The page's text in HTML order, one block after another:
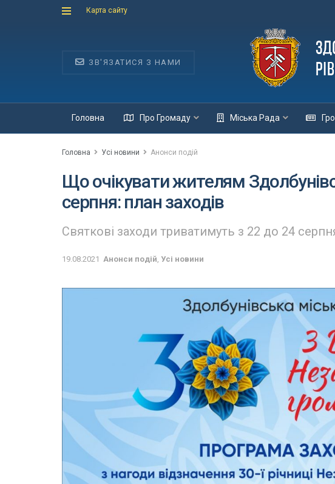
Карта сайту
ЗВ'ЯЗАТИСЯ З НАМИ
Головна Про Громаду Міська Рада
Головна Усі новини Анонси подій
Що очікувати жителям
серпня: план заходів
Святкові заходи триватимуть з 22 до 24
19.08.2021 Анонси подій Усі новини